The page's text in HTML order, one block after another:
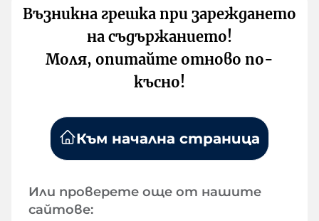
Възникна грешка при зареждането
на съдържанието!
Моля, опитайте отново по-
късно!
Към начална страница
Или проверете още от нашите
сайтове: